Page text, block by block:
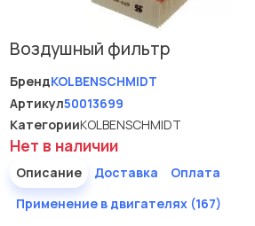
Воздушный фильтр
БрендKOLBENSCHMIDT
Артикул50013699
КатегорииKOLBENSCHMIDT
Нет в наличии
Описание Доставка
Оплата
Применение в двигателях (167)